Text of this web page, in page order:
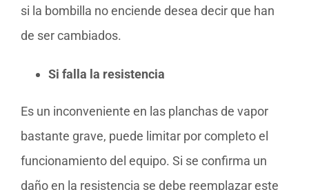
si la bombilla no enciende desea decir que han
de ser cambiados.
Si falla la resistencia
Es un inconveniente en las planchas de vapor
bastante grave, puede limitar por completo el
funcionamiento del equipo. Si se confirma un
daño en la resistencia se debe reemplazar este